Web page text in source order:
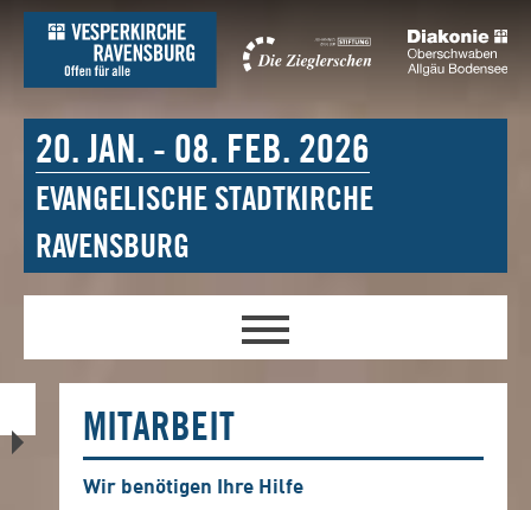
20. JAN. - 08. FEB. 2026
EVANGELISCHE STADTKIRCHE
RAVENSBURG
MITARBEIT
Wir benötigen Ihre Hilfe